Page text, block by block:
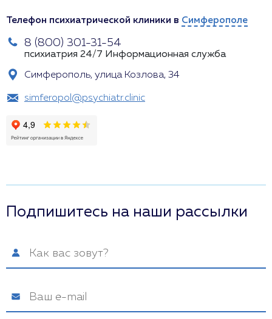
Телефон психиатрической клиники в Симферополе
8 (800) 301-31-54
психиатрия 24/7 Информационная служба
Симферополь, улица Козлова, 34
simferopol@psychiatr.clinic
Подпишитесь на наши рассылки